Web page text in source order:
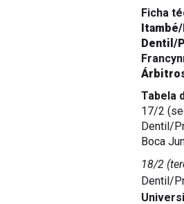
Ficha
Dentil/
Tabela
17/2
Dentil/
Boca
18/2
Dentil/